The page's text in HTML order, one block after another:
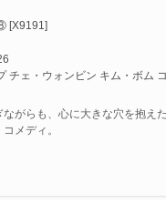
[X9191]
チェ・ウォンビン キム・ボム
ながらも、心に大きな穴を抱え
メディ。